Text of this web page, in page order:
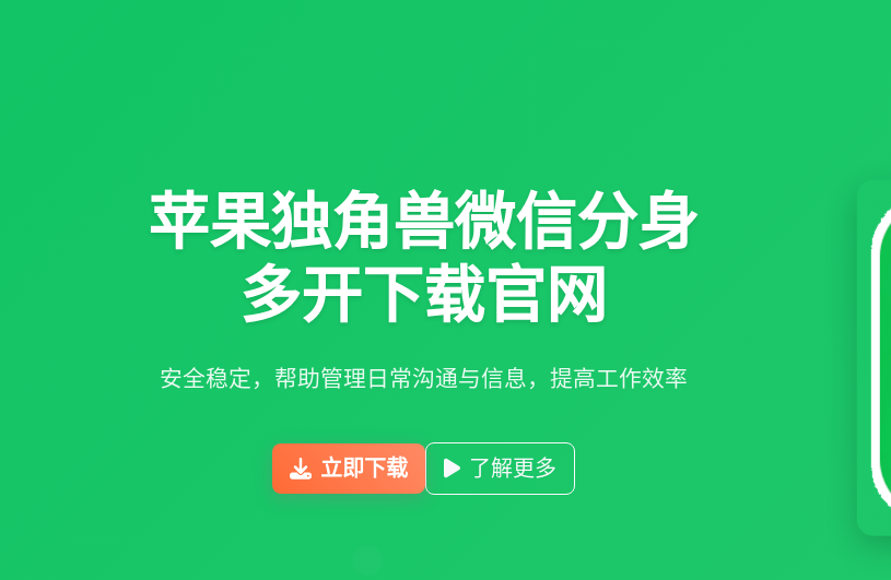
苹果独角兽微信分身
多开下载官网
安全稳定，帮助管理日常沟通与信息，提高工作效率
立即下载 了解更多